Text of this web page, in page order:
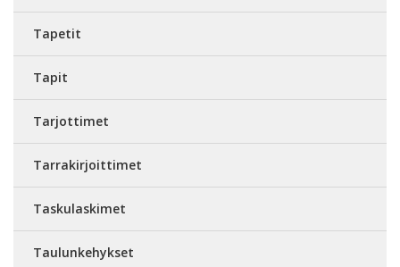
Tapetit
Tapit
Tarjottimet
Tarrakirjoittimet
Taskulaskimet
Taulunkehykset